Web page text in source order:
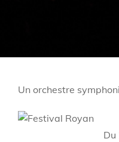
Un orchestre
Du